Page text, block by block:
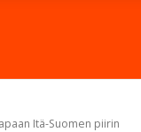
Itä-Suomen piirin